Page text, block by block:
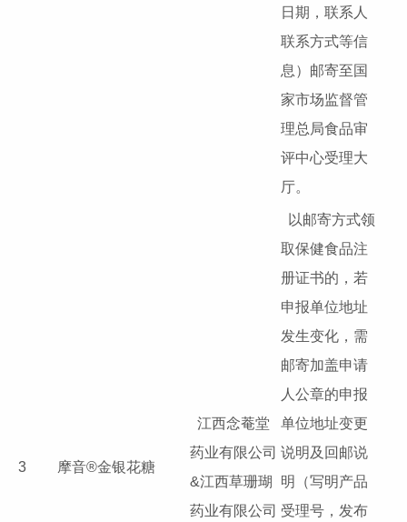
日期，联系人
联系方式等信
息）邮寄至国
家市场监督管
理总局食品审
评中心受理大
厅。
3 摩音®金银花糖
江西念菴堂
药业有限公司
&江西草珊瑚
药业有限公司
以邮寄方式领
取保健食品注
册证书的，若
申报单位地址
发生变化，需
邮寄加盖申请
人公章的申报
单位地址变更
说明及回邮说
明（写明产品
受理号，发布